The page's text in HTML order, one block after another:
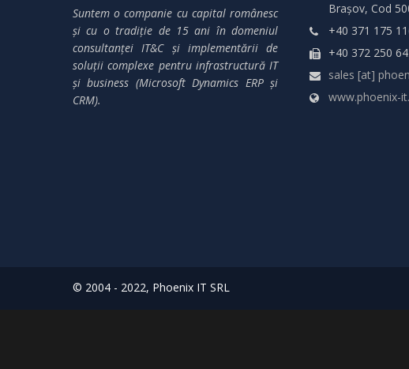
Suntem o companie cu capital românesc
și cu o tradiție de 15 ani în domeniul
consultanței IT&C și implementării de
soluții complexe pentru infrastructură IT
și business (Microsoft Dynamics ERP și
CRM).
Brașov, Cod
+40 371 175
+40 372 250
sales [at]
www.phoenix-
© 2004 - 2022, Phoenix IT SRL